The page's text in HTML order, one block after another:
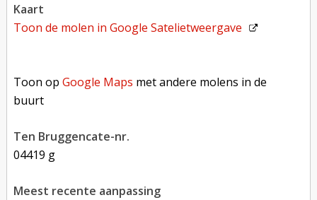
kaart
Toon de molen inGoogle Satelietweergave
Toon opGoogle Maps met andere molens in de
buurt
Ten Bruggencate-nr.
04419 g
Meest recente aanpassing